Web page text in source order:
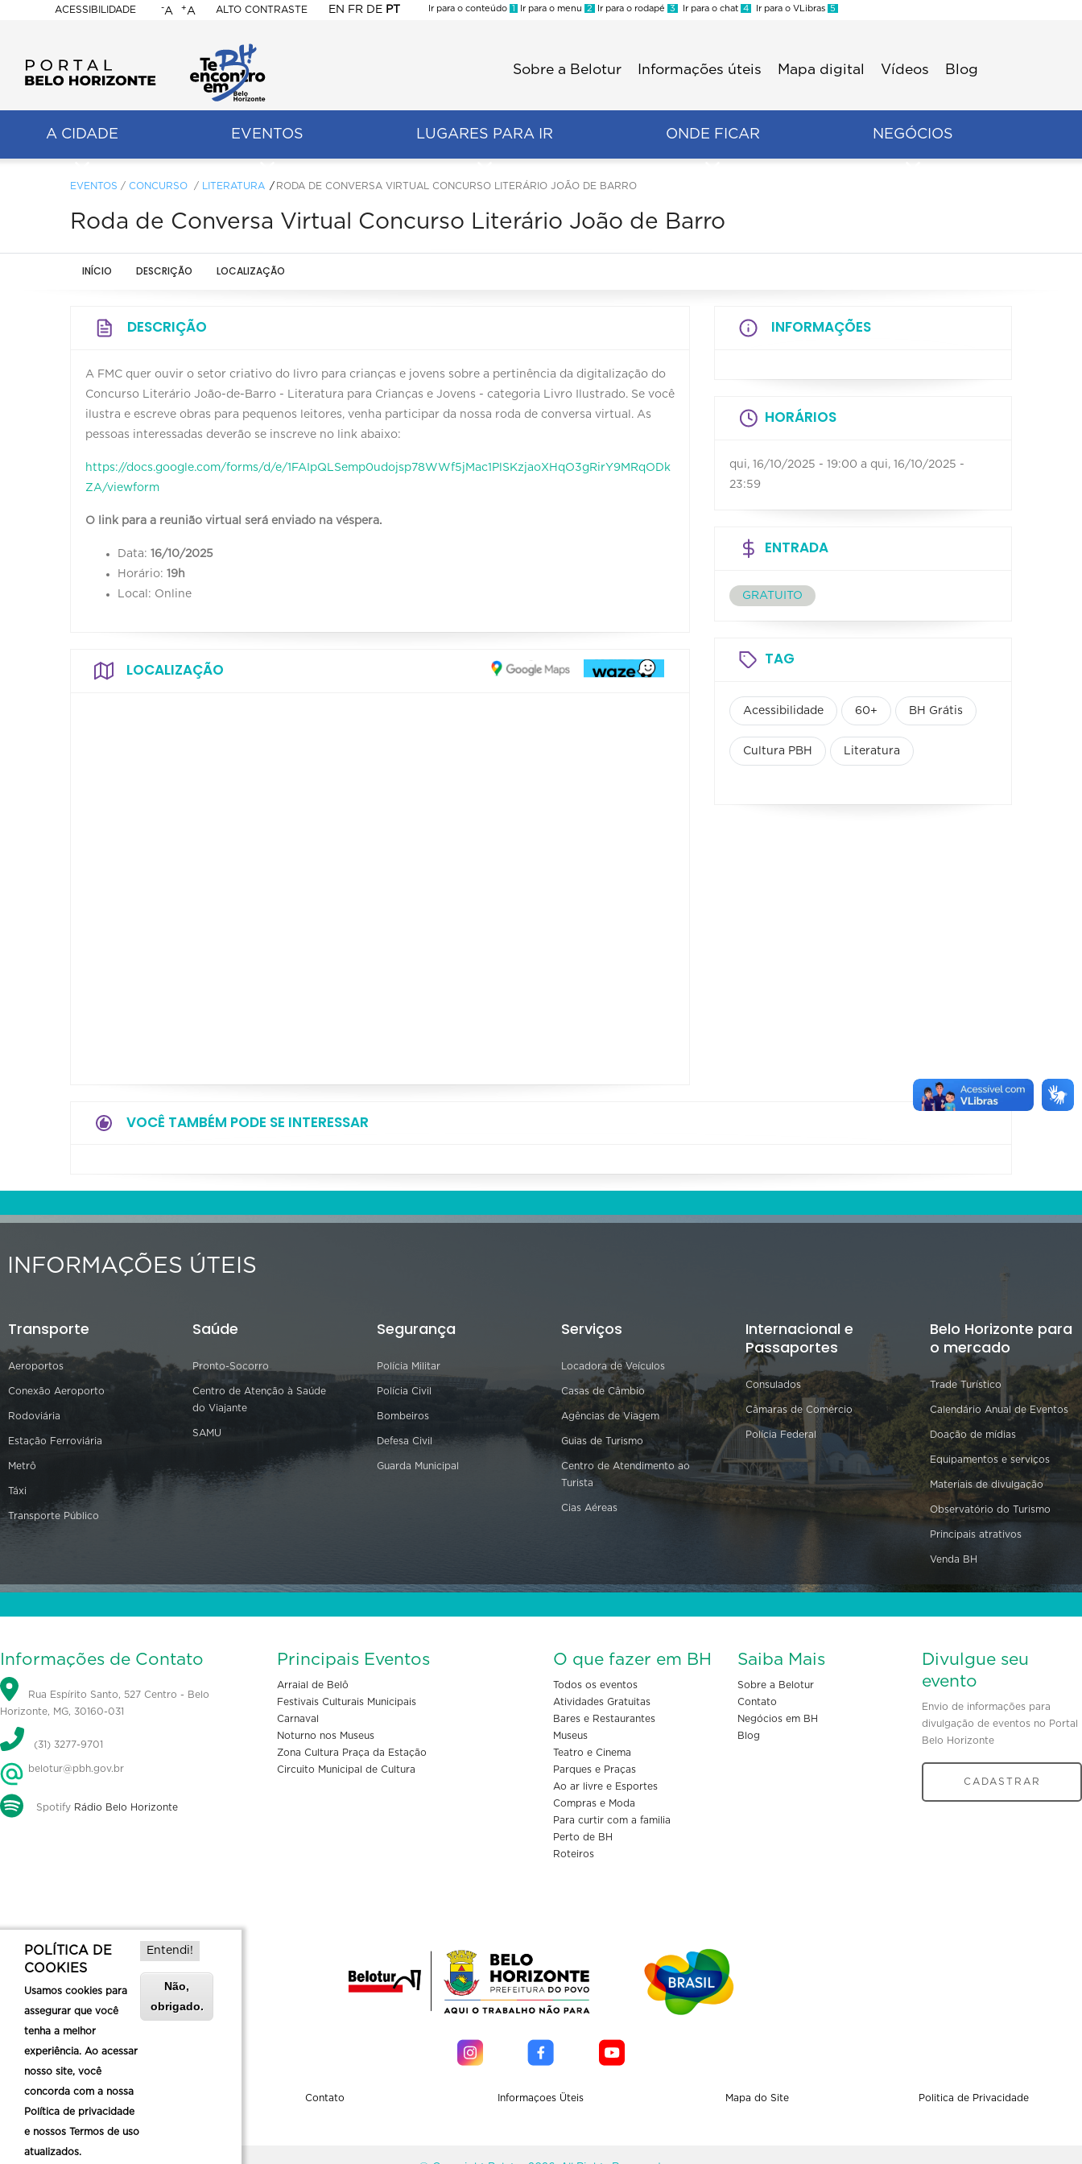
ACESSIBILIDADE
BELO
HORIZONTE
-A +A ALTO CONTRASTE EN FR DE PT
Ir para o conteúdo 1 Ir para o menu 2 Ir para o rodapé 3 Ir para o chat 4 Ir para o VLibras 5
Sobre a Belotur Informações úteis Mapa digital Vídeos Blog
A CIDADE EVENTOS LUGARES PARA IR ONDE FICAR NEGÓCIOS
EVENTOS / CONCURSO / LITERATURA RODA DE CONVERSA VIRTUAL CONCURSO LITERÁRIO JOÃO DE BARRO
Roda de Conversa Virtual Concurso Literário João de Barro
INÍCIO DESCRIÇÃO LOCALIZAÇÃO
DESCRIÇÃO
A FMC quer ouvir o setor criativo do livro para crianças e jovens sobre a pertinência da digitalização do
Concurso Literário João-de-Barro - Literatura para Crianças e Jovens - categoria Livro Ilustrado. Se você
ilustra e escreve obras para pequenos leitores, venha participar da nossa roda de conversa virtual. As
pessoas interessadas deverão se inscreve no link abaixo:
https://docs.google.com/forms/d/e/1FAIpQLSemp0udojsp78WWf5jMac1PlSKzjaoXHqO3gRirY9MRqODk
ZA/viewform
O link para a reunião virtual será enviado na véspera.
Data: 16/10/2025
Horário: 19h
Local: Online
LOCALIZAÇÃO
INFORMAÇÕES
HORÁRIOS
qui, 16/10/2025 - 19:00 a qui, 16/10/2025 -
23:59
ENTRADA
GRATUITO
TAG
Acessibilidade 60+ BH Grátis
Cultura PBH Literatura
VOCÊ TAMBÉM PODE SE INTERESSAR
INFORMAÇÕES ÚTEIS
Transporte
Aeroportos
Conexão Aeroporto
Rodoviária
Estação Ferroviária
Metrô
Táxi
Transporte Público
Saúde
Pronto-Socorro
Centro de Atenção à Saúde
do Viajante
SAMU
Segurança
Polícia Militar
Polícia Civil
Bombeiros
Defesa Civil
Guarda Municipal
Serviços
Locadora de Veículos
Casas de Câmbio
Agências de Viagem
Guias de Turismo
Centro de Atendimento ao
Turista
Cias Aéreas
Internacional e
Passaportes
Consulados
Câmaras de Comércio
Polícia Federal
Belo Horizonte para
o mercado
Trade Turístico
Calendário Anual de Eventos
Doação de mídias
Equipamentos e serviços
Materiais de divulgação
Observatório do Turismo
Principais atrativos
Venda BH
Informações de Contato
Rua Espírito Santo, 527 Centro - Belo
Horizonte, MG, 30160-031
(31) 3277-9701
belotur@pbh.gov.br
Spotify Rádio Belo Horizonte
Principais Eventos
Arraial de Belô
Festivais Culturais Municipais
Carnaval
Noturno nos Museus
Zona Cultura Praça da Estação
Circuito Municipal de Cultura
O que fazer em BH
Todos os eventos
Atividades Gratuitas
Bares e Restaurantes
Museus
Teatro e Cinema
Parques e Praças
Ao ar livre e Esportes
Compras e Moda
Para curtir com a familia
Perto de BH
Roteiros
Saiba Mais
Sobre a Belotur
Contato
Negócios em BH
Blog
Divulgue seu
evento
Envio de informações para
divulgação de eventos no Portal
Belo Horizonte
CADASTRAR
Sobre a Belotur Contato Informaçoes Üteis Mapa do Site Politica de Privacidade
POLÍTICA DE
COOKIES
Usamos cookies para
assegurar que você
tenha a melhor
experiência. Ao acessar
nosso site, você
concorda com a nossa
Política de privacidade
e nossos Termos de uso
atualizados.
Entendi!
Não,
obrigado.